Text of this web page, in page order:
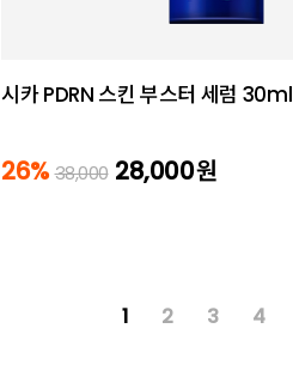
시카 PDRN 스킨 부스터 세럼 30ml
26% 38,000 28,000원
1 2 3 4